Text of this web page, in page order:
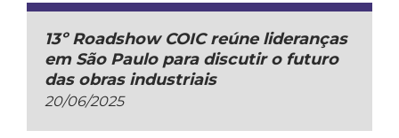
13º Roadshow COIC reúne lideranças
em São Paulo para discutir o futuro
das obras industriais
20/06/2025